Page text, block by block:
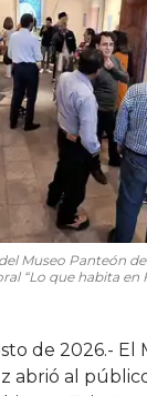
Museo Panteón
“Lo que habita en
de 2026.- El
abrió al